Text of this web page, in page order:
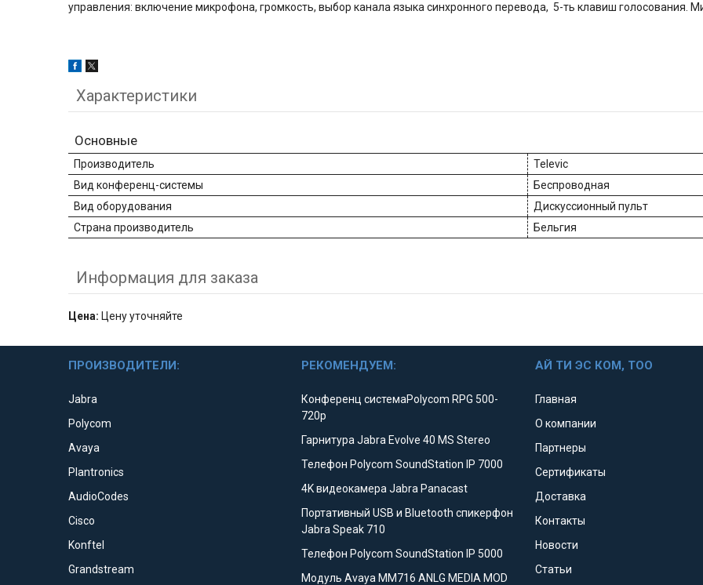
управления: включение микрофона, громкость, выбор канала языка синхронного перевода, 5-ть клавиш голосования.
Характеристики
Основные
Производитель
Televic
Вид конференц-системы
Беспроводная
Вид оборудования
Дискуссионный пульт
Страна производитель
Бельгия
Информация для заказа
Цена: Цену уточняйте
ПРОИЗВОДИТЕЛИ:
Jabra
Polycom
Avaya
Plantronics
AudioCodes
Cisco
Konftel
Grandstream
РЕКОМЕНДУЕМ:
Конференц системаPolycom RPG 500-
720p
Гарнитура Jabra Evolve 40 MS Stereo
Телефон Polycom SoundStation IP 7000
4K видеокамера Jabra Panacast
Портативный USB и Bluetooth спикерфон
Jabra Speak 710
Телефон Polycom SoundStation IP 5000
Модуль Avaya MM716 ANLG MEDIA MOD
АЙ ТИ ЭС КОМ, ТОО
Главная
О компании
Партнеры
Сертификаты
Доставка
Контакты
Новости
Статьи